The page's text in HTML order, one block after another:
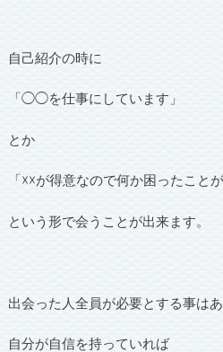
自己紹介の時に
「◯◯を仕事にしています」
とか
「☓☓が得意なので何か困ったことが
という形で会うことが出来ます。
出会った人全員が必要とする事は
自分が自信を持っていれば